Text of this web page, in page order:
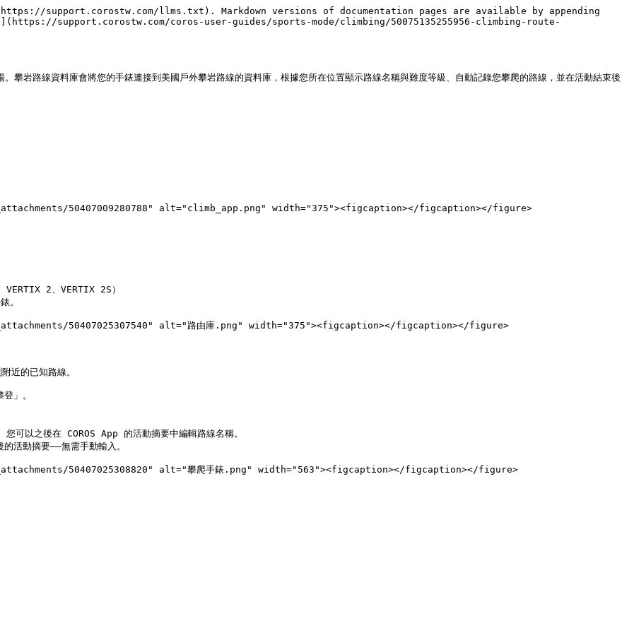
support.corostw.com/llms.txt). Markdown versions of documentation pages are available by appending
support.corostw.com/coros-user-guides/sports-mode/climbing/50075135255956-climbing-route-
攀岩路線資料庫會將您的手錶連接到美國戶外攀岩路線的資料庫，根據您所在位置顯示路線名稱與難度等級、自動記錄您攀爬的路線，並在活動結束後
50407009280788" alt="climb_app.png" width="375"><figcaption></figcaption></figure>
VERTIX 2、VERTIX 2S）
。
50407025307540" alt="路由庫.png" width="375"><figcaption></figcaption></figure>
近的已知路線。
」。
活動摘要——無需手動輸入。